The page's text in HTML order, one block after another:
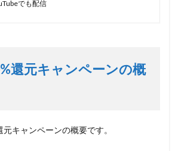
でも配信
還元キャンペーンの概
キャンペーンの概要です。